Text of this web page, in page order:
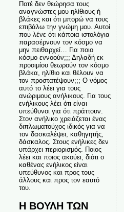
Ποτέ δεν θεώρησα τους
αναγνώστες μου ηλίθιους ή
βλάκες και ότι μπορώ να τους
επιβάλω την γνώμη μου. Αυτοί
που λένε ότι κάποια ιστολόγια
παρασέρνουν τον κόσμο να
μην πειθαρχεί… Για ποιο
κόσμο εννοούν;;; Δηλαδή εκ
προοιμίου θεωρούν τον κόσμο
βλάκα, ηλίθιο και θέλουν να
τον προστατέψουν;;; Ο νόμος
αυτό το λέει για τους
ανώριμους ανήλικους. Για τους
ενήλικους λέει ότι είναι
υπεύθυνοι για ότι πράττουν.
Στον ανήλικο χρειάζεται ένας
διπλωματούχος ιδικός για να
τον δασκαλέψει, καθηγητής,
δάσκαλος. Στους ενήλικες δεν
υπάρχει περιορισμός. Ποιος
λέει και ποιος ακούει, διότι ο
καθένας ενήλικος είναι
υπεύθυνος και προς τους
άλλους και προς τον εαυτό
του.
Η ΒΟΥΛΗ ΤΩΝ